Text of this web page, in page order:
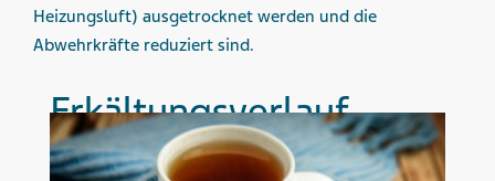
Heizungsluft) ausgetrocknet werden und die
Abwehrkräfte reduziert sind.
Erkältungs­verlauf